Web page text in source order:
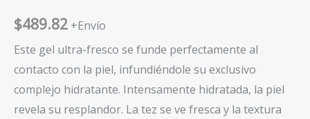
$489.82 +Envío
Este gel ultra-fresco se funde perfectamente al
contacto con la piel, infundiéndole su exclusivo
complejo hidratante. Intensamente hidratada, la piel
revela su resplandor. La tez se ve fresca y la textura